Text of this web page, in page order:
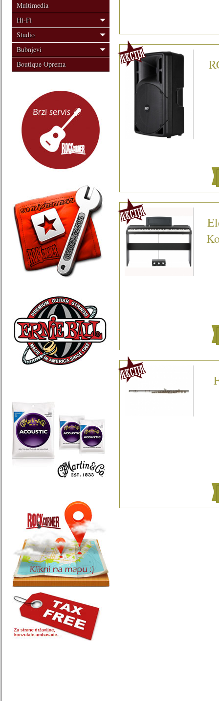
Multimedia
Hi-Fi
Studio
Bubnjevi
Boutique Oprema